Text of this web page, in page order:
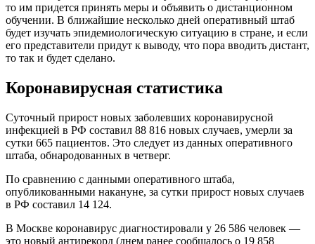
то им придется принять меры и объявить о дистанционном
обучении. В ближайшие несколько дней оперативный штаб
будет изучать эпидемиологическую ситуацию в стране, и если
его представители придут к выводу, что пора вводить дистант,
то так и будет сделано.
Коронавирусная статистика
Суточный прирост новых заболевших коронавирусной
инфекцией в РФ составил 88 816 новых случаев, умерли за
сутки 665 пациентов. Это следует из данных оперативного
штаба, обнародованных в четверг.
По сравнению с данными оперативного штаба,
опубликованными накануне, за сутки прирост новых случаев
в РФ составил 14 124.
В Москве коронавирус диагностировали у 26 586 человек —
это новый антирекорд (днем ранее сообщалось о 19 858